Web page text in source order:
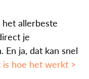
het allerbeste
je
En ja, dat kan snel
is hoe het werkt >